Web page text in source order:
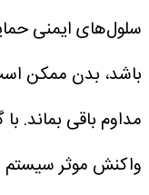
سلول‌های ایمنی
باشد، بدن ممکن
مداوم باقی بماند.
واکنش موثر سیستم